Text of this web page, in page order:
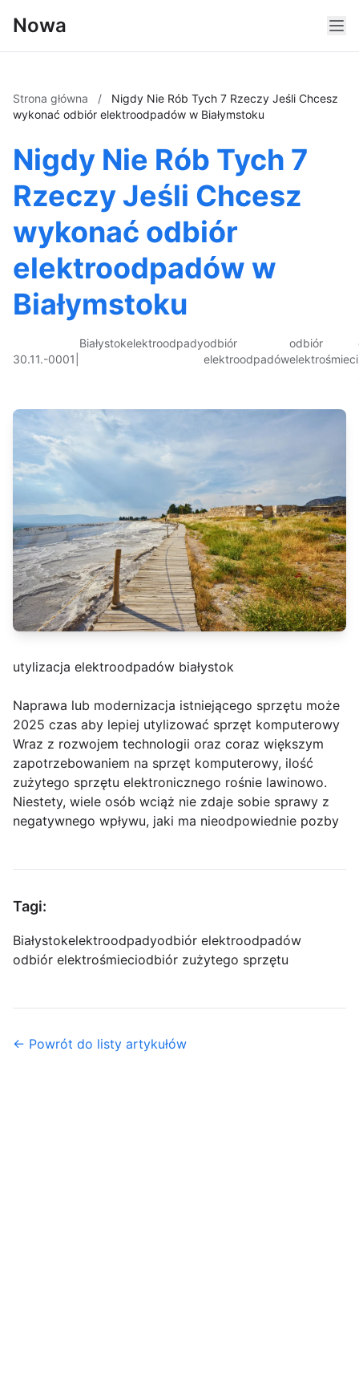
Nowa
Strona główna /
Nigdy Nie Rób Tych 7 Rzeczy Jeśli Chcesz
wykonać odbiór elektroodpadów w Białymstoku
Nigdy Nie Rób Tych 7
Rzeczy Jeśli Chcesz
wykonać odbiór
elektroodpadów w
Białymstoku
30.11.-0001
Białystokelektroodpadyodbiór
elektroodpadów
odbiór
elektrośmieci
utylizacja elektroodpadów białystok
Naprawa lub modernizacja istniejącego sprzętu może
2025 czas aby lepiej utylizować sprzęt komputerowy
Wraz z rozwojem technologii oraz coraz większym
zapotrzebowaniem na sprzęt komputerowy, ilość
zużytego sprzętu elektronicznego rośnie lawinowo.
Niestety, wiele osób wciąż nie zdaje sobie sprawy z
negatywnego wpływu, jaki ma nieodpowiednie pozby
Tagi:
Białystokelektroodpadyodbiór elektroodpadów
odbiór elektrośmieciodbiór zużytego sprzętu
← Powrót do listy artykułów